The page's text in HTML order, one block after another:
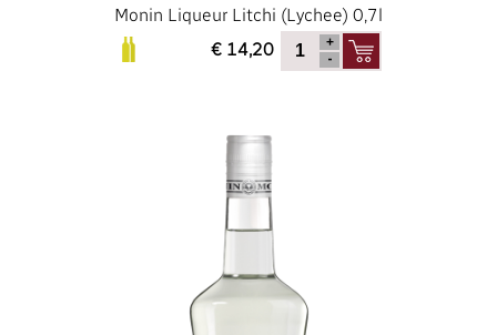
Monin Liqueur Litchi (Lychee) 0,7l
€ 14,20